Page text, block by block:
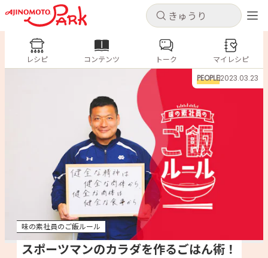
キャンセル
ログインするとレシピを保存できます
新規登録
ホーム
コンテンツ
レシピ
トーク
キャンセル
レシピ コンテンツ
人気の食材・レシピ
きゅうり なす トマト
とうもろこし
ピーマン
みょうが ゴーヤ
レシピ コンテンツ トーク マイレシピ
味の素社員のご飯ルール
スポーツマンのカラダを作るごはん術！
PEOPLE2023.03.23